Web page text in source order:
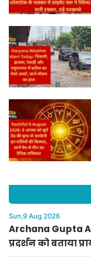
Sun,9 Aug 2026
Archana Gupta
प्रदर्शन को बताया
हमला